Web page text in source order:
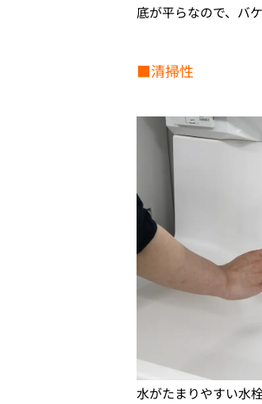
底が平らなので、バ
■清掃性
水がたまりやすい水